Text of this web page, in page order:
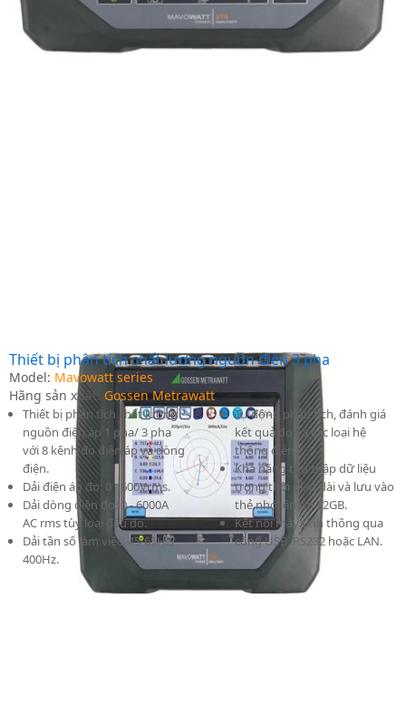
Thiết bị phân tích chất lượng nguồn điện 3 pha
Model: Mavowatt series
Hãng sản xuất: Gossen Metrawatt
Thiết bị phân tích chất lượng
nguồn điện áp 1 pha/ 3 pha
với 8 kênh đo điện áp và dòng
điện.
Dải điện áp đo: 0 - 600Vrms.
Dải dòng điện đo: 0 - 6000A
AC rms tùy loại đầu đo.
Dải tần số làm việc: 45-65Hz/
400Hz.
Tự động phân tích, đánh giá
kết quả đo và các loại hệ
thống điện.
Khả năng thu thập dữ liệu
trong thời gian dài và lưu vào
thẻ nhớ lên tới 32GB.
Kết nối máy tính thông qua
cổng USB, RS232 hoặc LAN.